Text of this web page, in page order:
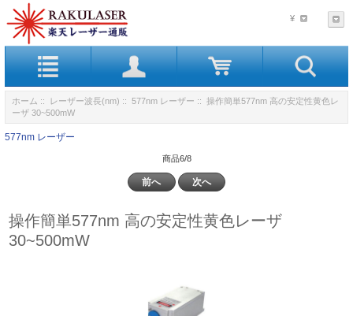
¥
ホーム :: レーザー波長(nm) :: 577nm レーザー :: 操作簡単577nm 高の安定性黄色レ
ーザ 30~500mW
577nm レーザー
商品6/8
前へ 次へ
操作簡単577nm 高の安定性黄色レーザ
30~500mW